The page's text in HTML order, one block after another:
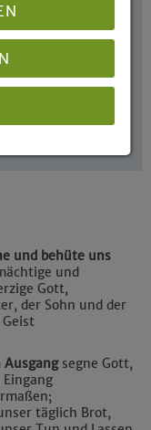
und behüte uns
und
Gott,
der Sohn und der
Ausgangsegne Gott,
täglich Brot,